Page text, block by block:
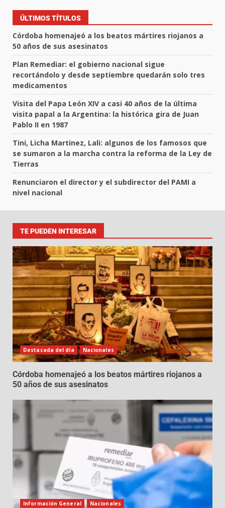
ÚLTIMOS TÍTULOS
Córdoba homenajeó a los beatos mártires riojanos a
50 años de sus asesinatos
Plan Remediar: el gobierno nacional sigue
recortándolo y desde septiembre quedarán solo tres
medicamentos
Visita del Papa León XIV a casi 40 años de la última
visita papal a la Argentina: la histórica gira de Juan
Pablo II en 1987
Tini, Licha Martinez, Lali: algunos de los famosos que
se sumaron a la marcha contra la reforma de la Ley de
Tierras
Renunciaron el director y el subdirector del PAMI a
nivel nacional
TE PUEDEN INTERESAR
Destacada del día Nacionales
Córdoba homenajeó a los beatos mártires riojanos a
50 años de sus asesinatos
Información General Nacionales